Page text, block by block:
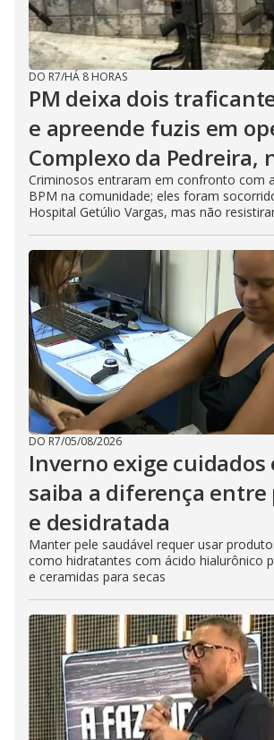
DO R7/HÁ 8 HORAS
PM deixa dois
e apreende fuzis em
Complexo da Pedreira,
Criminosos entraram em confronto com
BPM na comunidade; eles foram
Hospital Getúlio Vargas, mas não
DO R7/05/08/2026
Inverno exige cuidados
saiba a diferença entre
e desidratada
Manter pele saudável requer usar
como hidratantes com ácido hialurônico
e ceramidas para secas